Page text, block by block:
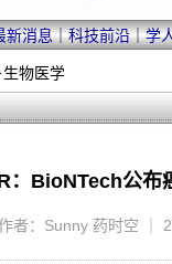
新消息｜科技前沿｜学
生物医学
：BioNTech公布
者：Sunny 药时空 ｜